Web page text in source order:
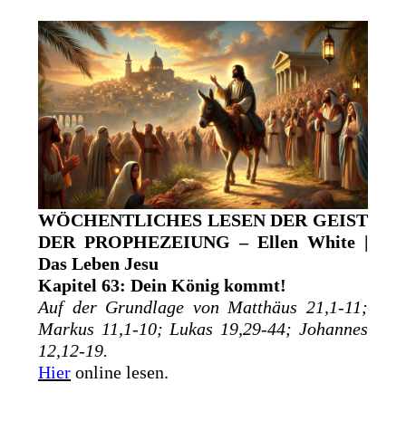
WÖCHENTLICHES LESEN DER GEIST
DER PROPHEZEIUNG – Ellen White |
Das Leben Jesu
Kapitel 63: Dein König kommt!
Auf der Grundlage von Matthäus 21,1-11;
Markus 11,1-10; Lukas 19,29-44; Johannes
12,12-19.
Hier online lesen.